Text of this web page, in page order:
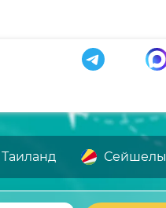
Таиланд Сейшелы